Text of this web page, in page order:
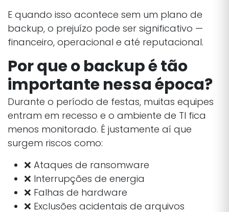
E quando isso acontece sem um plano de
backup, o prejuízo pode ser significativo —
financeiro, operacional e até reputacional.
Por que o backup é tão
importante nessa época?
Durante o período de festas, muitas equipes
entram em recesso e o ambiente de TI fica
menos monitorado. É justamente aí que
surgem riscos como:
❌ Ataques de ransomware
❌ Interrupções de energia
❌ Falhas de hardware
❌ Exclusões acidentais de arquivos